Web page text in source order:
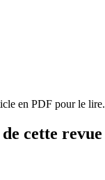
en PDF pour le lire.
cette revue